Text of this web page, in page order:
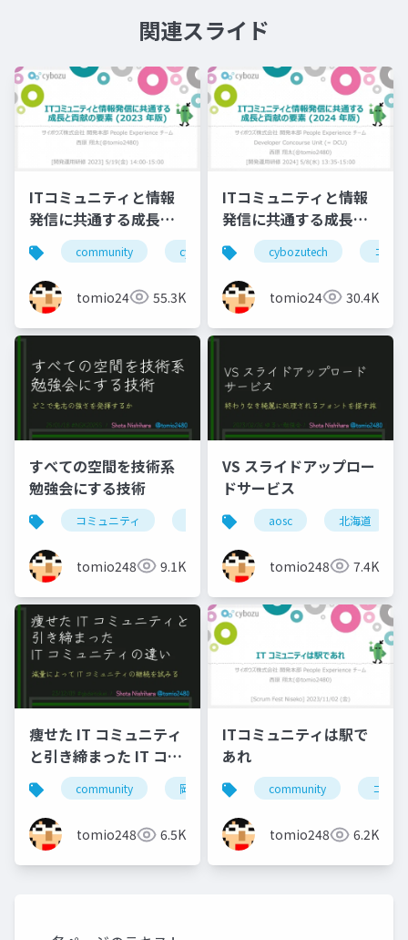
関連スライド
ITコミュニティと情報
発信に共通する成長と
貢献の要素(2023年版)
community cybozutech コミュニティ
tomio2480 55.3K
ITコミュニティと情報
発信に共通する成長と
貢献の要素(2024年版)
cybozutech コミ
tomio2480 30.4K
すべての空間を技術系
勉強会にする技術
コミュニティ 北海道 東京
tomio2480 9.1K
VS スライドアップロー
ドサービス
aosc 北海道
tomio2480 7.4K
痩せた IT コミュニティ
と引き締まった IT コミ
ュニティの違い
community 岡山 北海道 旭川
tomio2480 6.5K
ITコミュニティは駅で
あれ
community コミ
tomio2480 6.2K